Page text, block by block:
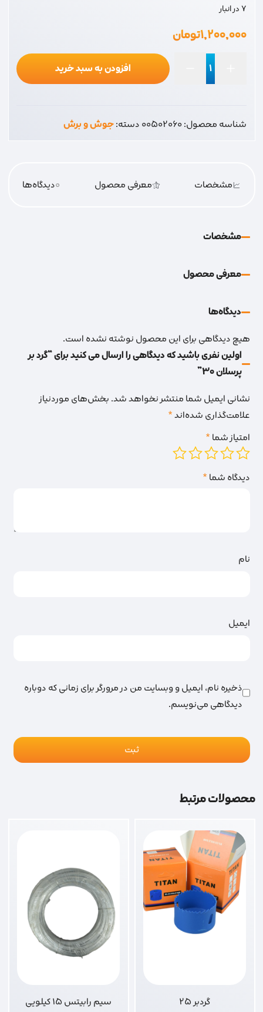
7 در انبار
۱,۲۰۰,۰۰۰تومان
30
افزودن به سبد خرید
شناسه محصول:00502060دسته:جوش و برش
مشخصات معرفی محصول 0دیدگاه‌‌ها
مشخصات
معرفی محصول
دیدگاه‌‌ها
هیچ دیدگاهی برای این محصول نوشته نشده است.
اولین نفری باشید که دیدگاهی را ارسال می کنید برای “گرد بر
پرسلان 30”
نشانی ایمیل شما منتشر نخواهد شد.بخش‌های موردنیاز
علامت‌گذاری شده‌اند*
امتیاز شما*
دیدگاه شما*
نام
ایمیل
ذخیره نام، ایمیل و وبسایت من در مرورگر برای زمانی که دوباره
دیدگاهی می‌نویسم.
محصولات مرتبط
گردبر 25 سیم رابیتس 15 کیلویی